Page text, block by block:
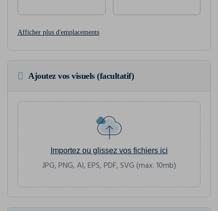
Afficher plus d'emplacements
Ajoutez vos visuels (facultatif)
Importez ou glissez vos fichiers ici
JPG, PNG, AI, EPS, PDF, SVG (max. 10mb)